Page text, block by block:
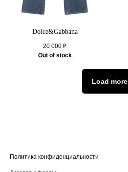
Dolce&Gabbana
20 000 ₽
Out of stock
Load more
Политика конфиденциальности